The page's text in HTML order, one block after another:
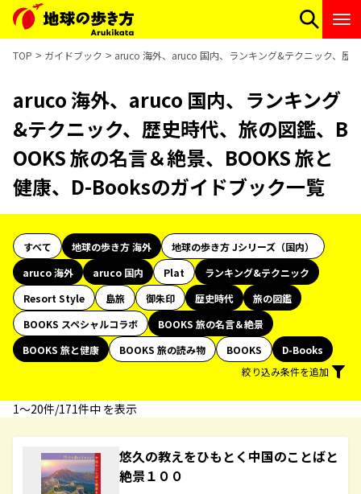
TOP ガイドブック aruco 海外、aruco 国内、ランキング&テクニック、歴
aruco 海外、aruco 国内、ランキング
&テクニック、歴史時代、旅の図鑑、B
OOKS 旅の名言＆絶景、BOOKS 旅と
健康、D-Booksのガイドブック一覧
すべて 地球の歩き方 海外
地球の歩き方 Jシリーズ（国内）
aruco 海外
aruco 国内 Plat
ランキング&テクニック
Resort Style
島旅 御朱印 歴史時代
旅の図鑑
BOOKS スペシャルコラボ
BOOKS 旅の名言＆絶景
BOOKS 旅と健康
BOOKS 旅の読み物 BOOKS
D-Books
絞り込み条件を追加
1〜20件/171件中 を表示
悠久の教えをひもとく中国のことばと
絶景１００